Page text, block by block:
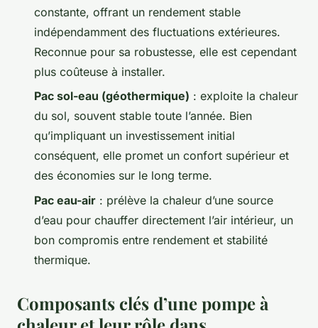
constante, offrant un rendement stable
indépendamment des fluctuations extérieures.
Reconnue pour sa robustesse, elle est cependant
plus coûteuse à installer.
Pac sol-eau (géothermique) : exploite la chaleur
du sol, souvent stable toute l’année. Bien
qu’impliquant un investissement initial
conséquent, elle promet un confort supérieur et
des économies sur le long terme.
Pac eau-air : prélève la chaleur d’une source
d’eau pour chauffer directement l’air intérieur, un
bon compromis entre rendement et stabilité
thermique.
Composants clés d’une pompe à